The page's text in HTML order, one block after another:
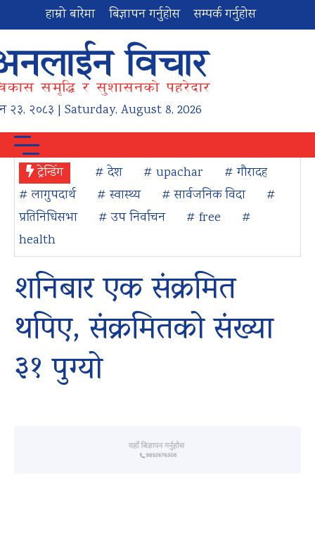
हाम्रो बारेमा बिज्ञापन गर्नुहोस सम्पर्क गर्नुहोस
२३, २०८३ | Saturday, August 8, 2026
ट्रेन्डिंग # देश # upachar
# गौरादह
# लागुपदार्थ
# स्वास्थ्य # सार्वजनिक विदा
#
प्रतिनिधिसभा
# उप निर्वाचन # free
#
health
शनिबार एक संक्रमित
थपिए, संक्रमितको संख्या
३१ पुग्यो